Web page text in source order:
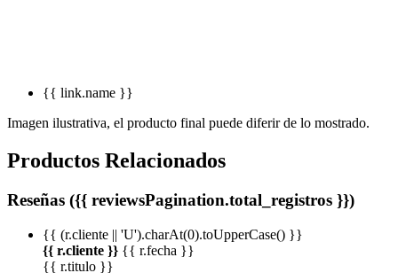
{{ link.name }}
Imagen ilustrativa, el producto final puede diferir de lo mostrado.
Productos Relacionados
Reseñas ({{ reviewsPagination.total_registros }})
{{ (r.cliente || 'U').charAt(0).toUpperCase() }}
{{ r.cliente }} {{ r.fecha }}
{{ r.titulo }}